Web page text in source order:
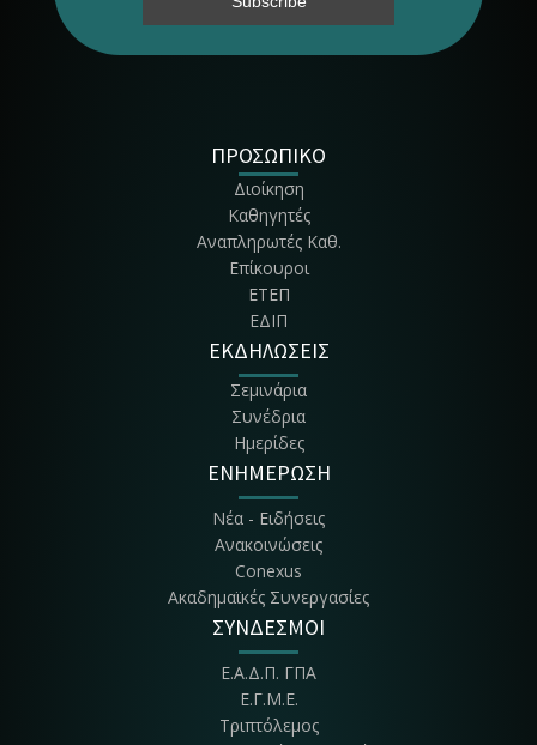
Τμήμα Περιφερειακής & Οικονομ. Ανάπτυξης
Τμήμα Διοίκησης Συστημάτων Εφοδια-σμού
Τμήμα Διοίκησης, Οικονομίας & Επικοι-νωνίας Πολιτιστικών &
Τουριστικών Μονά-δων - ΔΟΕΠΤΜ
ΠΡΟΣΩΠΙΚΟ
Διοίκηση
Καθηγητές
Αναπληρωτές Καθ.
Επίκουροι
ΕΤΕΠ
ΕΔΙΠ
ΕΚΔΗΛΩΣΕΙΣ
Σεμινάρια
Συνέδρια
Ημερίδες
ΕΝΗΜΕΡΩΣΗ
Νέα - Ειδήσεις
Ανακοινώσεις
Conexus
Ακαδημαϊκές Συνεργασίες
ΣΥΝΔΕΣΜΟΙ
Ε.Α.Δ.Π. ΓΠΑ
Ε.Γ.Μ.Ε.
Τριπτόλεμος